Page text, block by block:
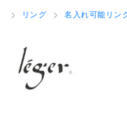
リング 名入れ可能リン